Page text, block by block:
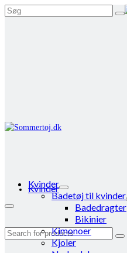
Search
Kvinder
Search
Kvinder
Badetøj til kvinder
Badedragter
Bikinier
Kimonoer
Kjoler